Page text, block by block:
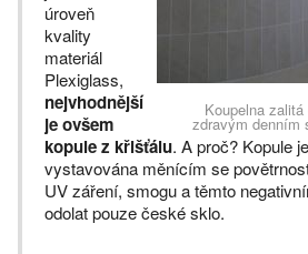
Koupelna
zdravým denním
úroveň
kvality
materiál
Plexiglass,
nejvhodnější
je ovšem
kopule z křišťálu. A proč? Kopule
vystavována měnícím se
UV záření, smogu a těmto
odolat pouze české sklo.